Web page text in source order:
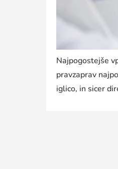
Najpogostejše
pravzaprav
iglico, in sicer